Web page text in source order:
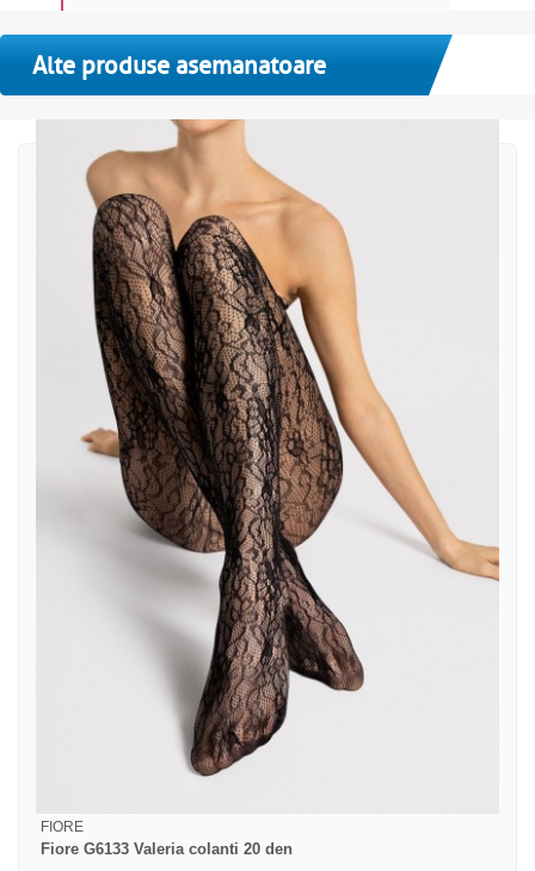
Alte produse asemanatoare
FIORE
Fiore G6133 Valeria colanti 20 den